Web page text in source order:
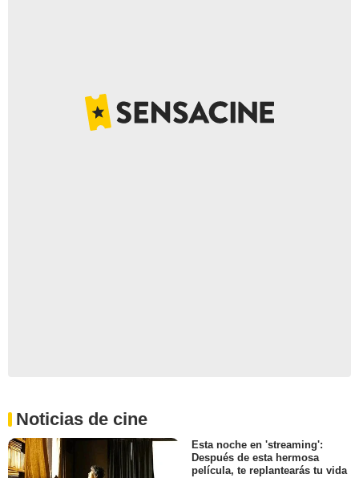
Noticias de cine
Esta noche en 'streaming':
Después de esta hermosa
película, te replantearás tu vida